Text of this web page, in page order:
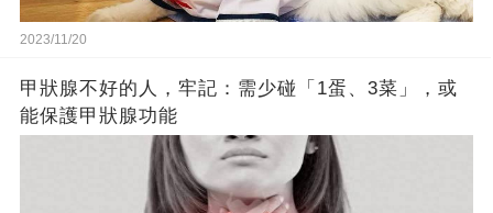
2023/11/20
甲狀腺不好的人，牢記：需少碰「1蛋、3菜」，或
能保護甲狀腺功能